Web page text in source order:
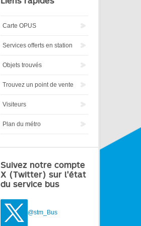
Carte OPUS
Services offerts en station
Objets trouvés
Trouvez un point de vente
Visiteurs
Plan du métro
Suivez notre compte
X (Twitter) sur l'état
du service bus
@stm_Bus